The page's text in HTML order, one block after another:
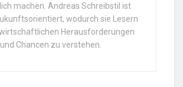
machen. Andreas Schreibstil ist
wodurch sie Lesern
Herausforderungen
und Chancen zu verstehen.